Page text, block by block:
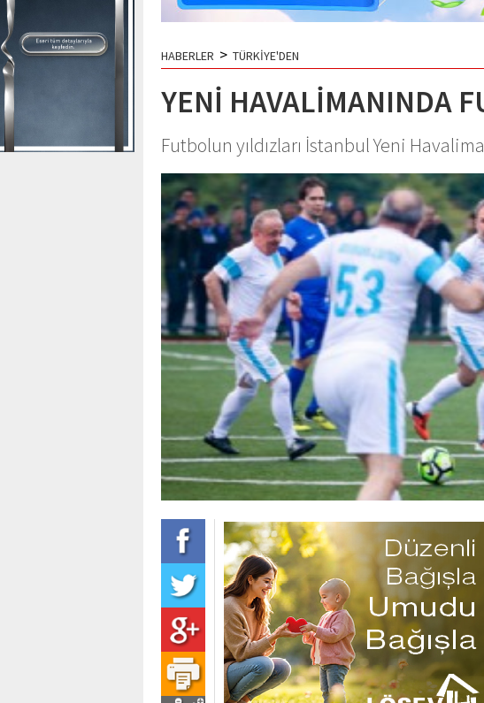
HABERLER > TÜRKİYE'DEN
YENİ HAVALİMANINDA
Futbolun yıldızları İstanbul Yeni